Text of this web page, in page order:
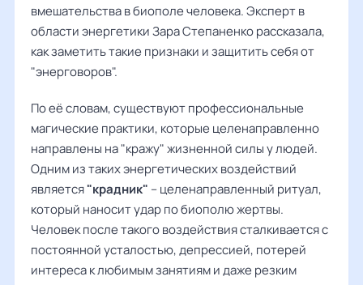
вмешательства в биополе человека. Эксперт в
области энергетики Зара Степаненко рассказала,
как заметить такие признаки и защитить себя от
"энерговоров".
По её словам, существуют профессиональные
магические практики, которые целенаправленно
направлены на "кражу" жизненной силы у людей.
Одним из таких энергетических воздействий
является"крадник" – целенаправленный ритуал,
который наносит удар по биополю жертвы.
Человек после такого воздействия сталкивается с
постоянной усталостью, депрессией, потерей
интереса к любимым занятиям и даже резким